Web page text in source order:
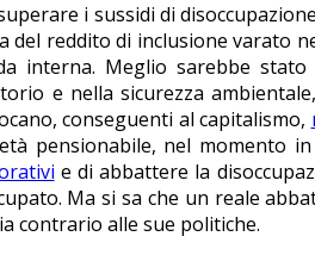
i sussidi di
del reddito di inclusione varato
interna. Meglio sarebbe
e nella sicurezza
conseguenti al capitalismo,
pensionabile, nel
e di abbattere la
Ma si sa che un reale
contrario alle sue politiche.